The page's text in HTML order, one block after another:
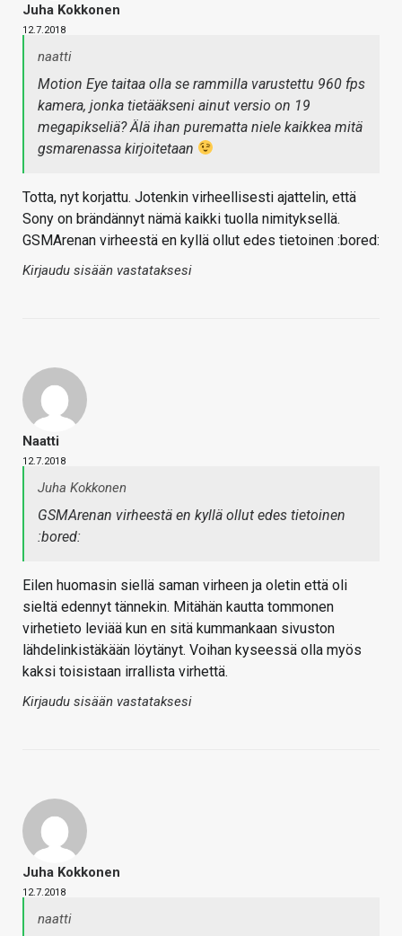
Juha Kokkonen
12.7.2018
naatti
Motion Eye taitaa olla se rammilla varustettu 960 fps
kamera, jonka tietääkseni ainut versio on 19
megapikseliä? Älä ihan purematta niele kaikkea mitä
gsmarenassa kirjoitetaan
Totta, nyt korjattu. Jotenkin virheellisesti ajattelin, että
Sony on brändännyt nämä kaikki tuolla nimityksellä.
GSMArenan virheestä en kyllä ollut edes tietoinen :bored:
Kirjaudu sisään vastataksesi
Naatti
12.7.2018
Juha Kokkonen
GSMArenan virheestä en kyllä ollut edes tietoinen
:bored:
Eilen huomasin siellä saman virheen ja oletin että oli
sieltä edennyt tännekin. Mitähän kautta tommonen
virhetieto leviää kun en sitä kummankaan sivuston
lähdelinkistäkään löytänyt. Voihan kyseessä olla myös
kaksi toisistaan irrallista virhettä.
Kirjaudu sisään vastataksesi
Juha Kokkonen
12.7.2018
naatti